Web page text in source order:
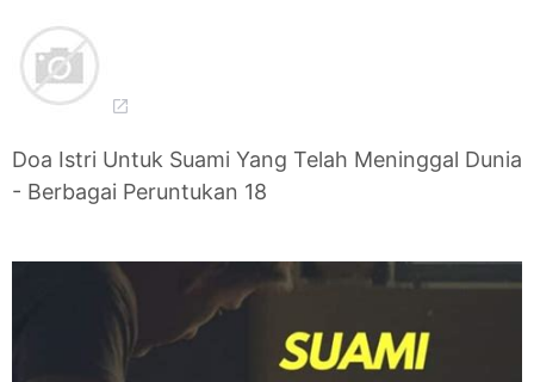
Doa Istri Untuk Suami Yang Telah Meninggal Dunia
- Berbagai Peruntukan 18